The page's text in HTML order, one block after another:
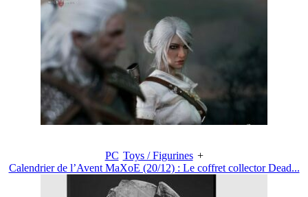
PC Toys / Figurines +
Calendrier de l’Avent MaXoE (20/12) : Le coffret collector Dead...